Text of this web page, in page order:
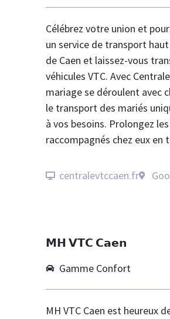
Célébrez votre union et
un service de transport
de Caen et laissez-vous
véhicules VTC. Avec
mariage se déroulent avec
le transport des mariés
à vos besoins. Prolongez
raccompagnés chez eux
centralevtccaen.fr
𝗠𝗛 𝗩𝗧𝗖 𝗖𝗮𝗲𝗻
Gamme Confort
MH VTC Caen est heureux